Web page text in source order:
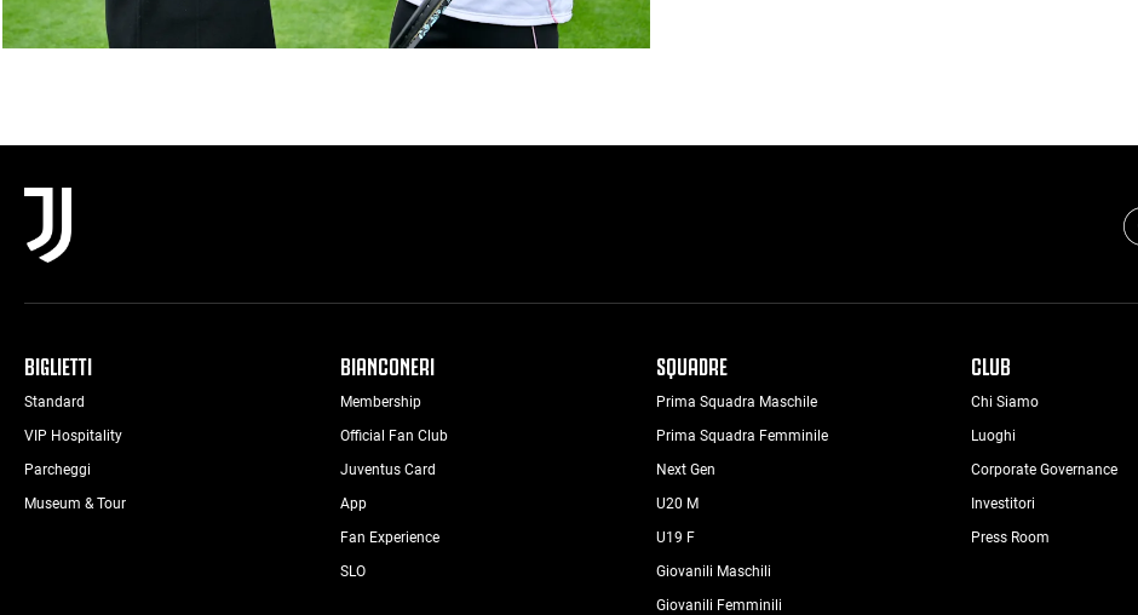
BIGLIETTI
Standard
VIP Hospitality
Parcheggi
Museum & Tour
BIANCONERI
Membership
Official Fan Club
Juventus Card
App
Fan Experience
SLO
SQUADRE
Prima Squadra Maschile
Prima Squadra Femminile
Next Gen
U20 M
U19 F
Giovanili Maschili
Giovanili Femminili
CLUB
Chi Siamo
Luoghi
Corporate Governance
Investitori
Press Room